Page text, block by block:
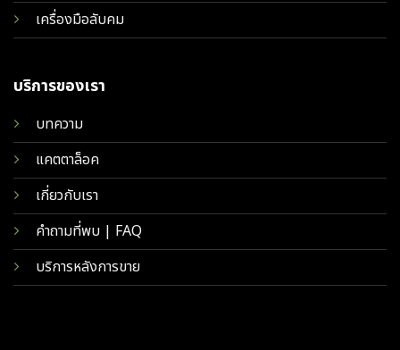
เครื่องมือลับคม
บริการของเรา
บทความ
แคตตาล็อค
เกี่ยวกับเรา
คำถามที่พบ | FAQ
บริการหลังการขาย